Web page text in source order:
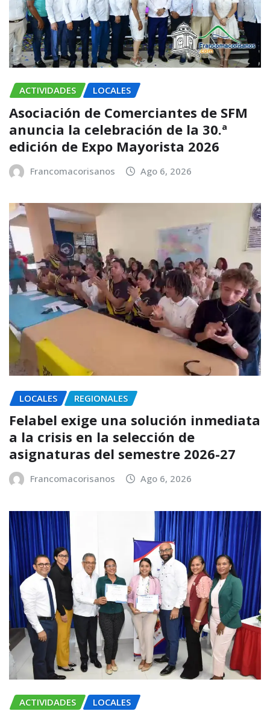
ACTIVIDADES LOCALES
Asociación de Comerciantes de SFM
anuncia la celebración de la 30.ª
edición de Expo Mayorista 2026
Francomacorisanos Ago 6, 2026
LOCALES REGIONALES
Felabel exige una solución inmediata
a la crisis en la selección de
asignaturas del semestre 2026-27
Francomacorisanos Ago 6, 2026
ACTIVIDADES LOCALES